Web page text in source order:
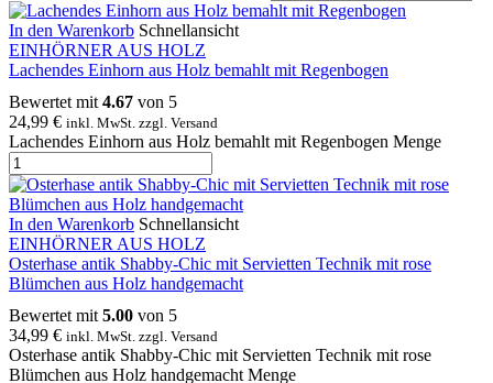
In den Warenkorb Schnellansicht
EINHÖRNER AUS HOLZ
Lachendes Einhorn aus Holz bemahlt mit Regenbogen
Bewertet mit 4.67 von 5
24,99 € inkl. MwSt. zzgl. Versand
Lachendes Einhorn aus Holz bemahlt mit Regenbogen Menge
In den Warenkorb Schnellansicht
EINHÖRNER AUS HOLZ
Osterhase antik Shabby-Chic mit Servietten Technik mit rose
Blümchen aus Holz handgemacht
Bewertet mit5.00 von 5
34,99 € inkl. MwSt. zzgl. Versand
Osterhase antik Shabby-Chic mit Servietten Technik mit rose
Blümchen aus Holz handgemacht Menge